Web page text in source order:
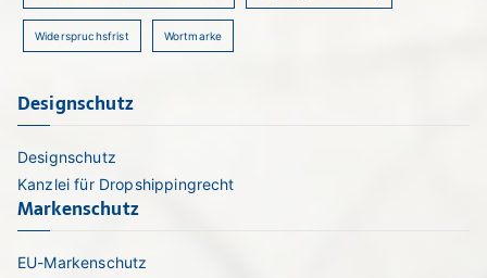
Widerspruchsfrist Wortmarke
Designschutz
Designschutz
Kanzlei für Dropshippingrecht
Markenschutz
EU-Markenschutz